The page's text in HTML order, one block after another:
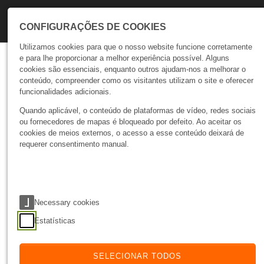
Talks
Tecnologia
ÚLTIMA ATUALIZAÇÃO09 Dec 25
O que é a Google Search Console e porque é
fundamental para o SEO
CONFIGURAÇÕES DE COOKIES
Utilizamos cookies para que o nosso website funcione corretamente
e para lhe proporcionar a melhor experiência possível. Alguns
cookies são essenciais, enquanto outros ajudam-nos a melhorar o
conteúdo, compreender como os visitantes utilizam o site e oferecer
funcionalidades adicionais.
Quando aplicável, o conteúdo de plataformas de vídeo, redes sociais
ou fornecedores de mapas é bloqueado por defeito. Ao aceitar os
cookies de meios externos, o acesso a esse conteúdo deixará de
requerer consentimento manual.
Necessary cookies
Estatísticas
SELECIONAR TODOS